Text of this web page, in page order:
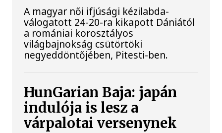
A magyar női ifjúsági kézilabda-
válogatott 24-20-ra kikapott Dániától
a romániai korosztályos
világbajnokság csütörtöki
negyeddöntőjében, Pitesti-ben.
HunGarian Baja: japán
indulója is lesz a
várpalotai versenynek